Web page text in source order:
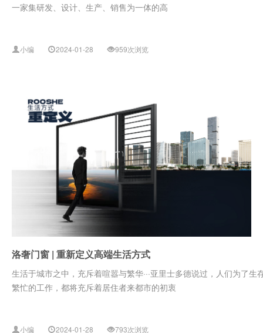
一家集研发、设计、生产、销售为一体的高
小编 2024-01-28 959次浏览
洛奢门窗 | 重新定义高端生活方式
生活于城市之中，充斥着喧嚣与繁华···亚里士多德说过，人们为了
繁忙的工作，都将充斥着居住者来都市的初衷
小编 2024-01-28 793次浏览